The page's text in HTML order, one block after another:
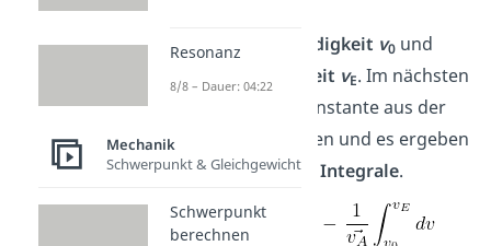
Anfangsgeschwindigkeit v0und
Endgeschwindigkeit vE. Im nächsten
Schritt wird die Konstante aus der
Integration gezogen und es ergeben
sich die folgenden Integrale.
Resonanz
8/8 – Dauer: 04:22
Mechanik
Schwerpunkt & Gleichgewicht
Schwerpunkt
berechnen